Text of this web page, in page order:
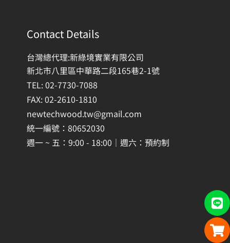
Contact Details
台灣總代理:新綠境實業有限公司
新北市八里區中華路二段165巷2-1號
TEL: 02-7730-7088
FAX: 02-2610-1810
newtechwood.tw@gmail.com
統一編號：80652030
週一 ~ 五：9:00 - 18:00｜週六：預約制